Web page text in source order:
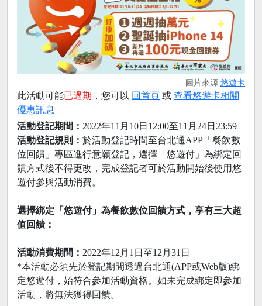
圖片來源 悠遊卡
此活動可能已過期 ，您可以 回首頁 或 查看悠遊卡相關
優惠訊息
活動登記期間： 2022年11月10日12:00至11月24日23:59
活動登記規則： 於活動登記時間至台北通APP「餐飲數
位回饋」專區進行意願登記，選擇「悠遊付」為綁定回
饋方式後不得更改，完成登記者可於活動開始後使用悠
遊付參與活動消費。
選擇綁定「悠遊付」為餐飲數位回饋方式，享有三大超
值回饋：
活動消費期間： 2022年12月1日至12月31日
*本活動必須先於登記期間透過台北通(APP或Web版)綁
定悠遊付，始符合參加活動資格。如未完成綁定即參加
活動，將無法獲得回饋。